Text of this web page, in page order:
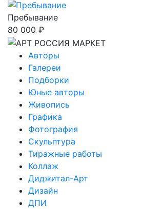
Пребывание
80 000 ₽
Авторы
Галереи
Подборки
Юные авторы
Живопись
Графика
Фотография
Скульптура
Тиражные работы
Коллаж
Диджитал-Арт
Дизайн
ДПИ